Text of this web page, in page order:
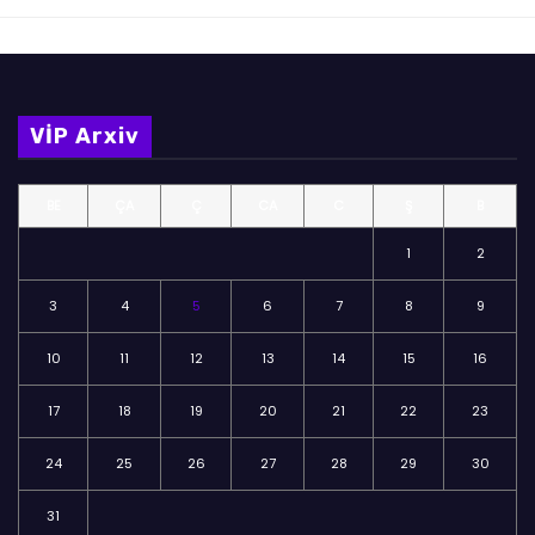
VİP Arxiv
1 2
3 4 5 6 7 8 9
10 11 12 13 14 15 16
17 18 19 20 21 22 23
24 25 26 27 28 29 30
31